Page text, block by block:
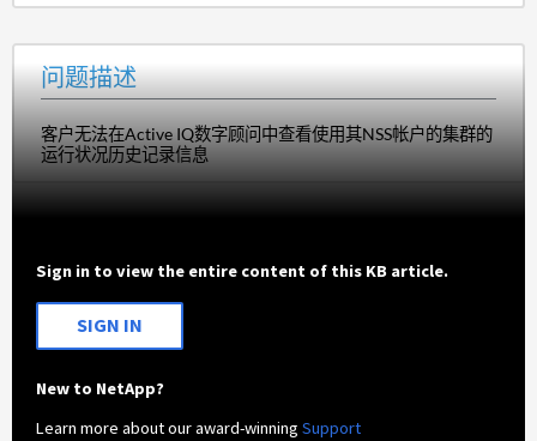
问题描述
客户无法在Active IQ数字顾问中查看使用其NSS帐户的集群的
运行状况历史记录信息
Sign in to view the entire content of this KB article.
SIGN IN
New to NetApp?
Learn more about our award-winningSupport